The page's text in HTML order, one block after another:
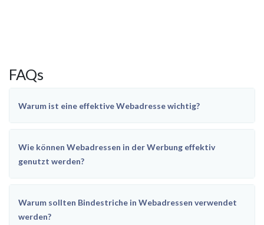
FAQs
Warum ist eine effektive Webadresse wichtig?
Wie können Webadressen in der Werbung effektiv
genutzt werden?
Warum sollten Bindestriche in Webadressen verwendet
werden?